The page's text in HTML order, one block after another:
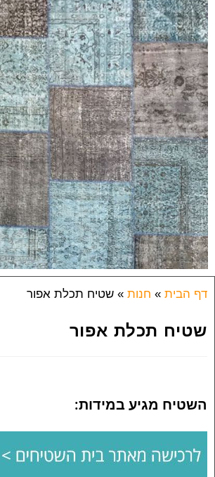
דף הבית » חנות » שטיח תכלת אפור
שטיח תכלת אפור
השטיח מגיע במידות: